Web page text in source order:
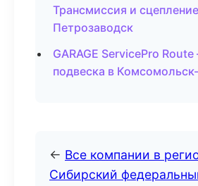
Трансмиссия и
Петрозаводск
GARAGE ServicePro
подвеска в
← Все компании в
Сибирский